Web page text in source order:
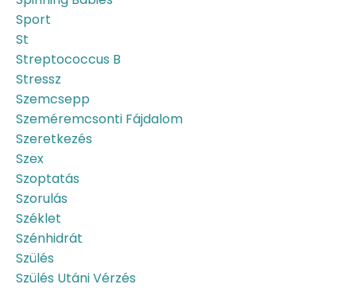
Sport
St
Streptococcus B
Stressz
Szemcsepp
Szeméremcsonti Fájdalom
Szeretkezés
Szex
Szoptatás
Szorulás
Széklet
Szénhidrát
Szülés
Szülés Utáni Vérzés